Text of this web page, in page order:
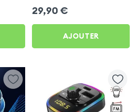
USB C - LinQ pour Nokia
X30 5G
29,90 €
AJOUTER